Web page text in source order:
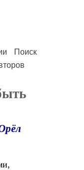
Поиск